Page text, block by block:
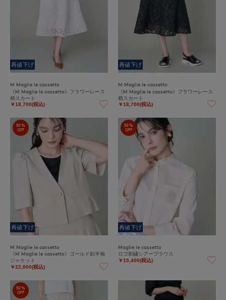
再値下げ
M Maglie le cassetto
《M Maglie le cassetto》フラワーレース
柄スカート
￥18,700(税込)
再値下げ
M Maglie le cassetto
《M Maglie le cassetto》フラワーレース
柄スカート
￥18,700(税込)
50%
OFF
再値下げ
M Maglie le cassetto
《M Maglie le cassetto》ゴールド釦半袖
ジャケット
￥22,000(税込)
50%
OFF
再値下げ
Maglie le cassetto
ロゴ刺繍シアーブラウス
￥15,400(税込)
50%
OFF